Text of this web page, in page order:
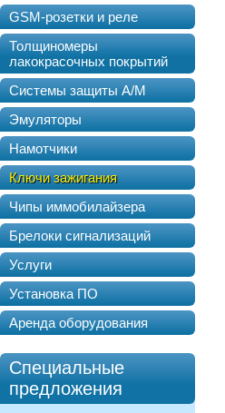
GSM-розетки и реле
Толщиномеры
лакокрасочных покрытий
Системы защиты А/М
Эмуляторы
Намотчики
Ключи зажигания
Чипы иммобилайзера
Брелоки сигнализаций
Услуги
Установка ПО
Аренда оборудования
Специальные
предложения